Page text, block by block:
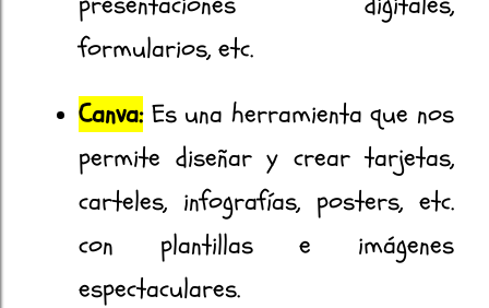
formularios, etc.
Canva:Es una herramienta que nos
permite diseñar y crear tarjetas,
carteles, infografías, posters, etc.
con plantillas e imágenes
espectaculares.